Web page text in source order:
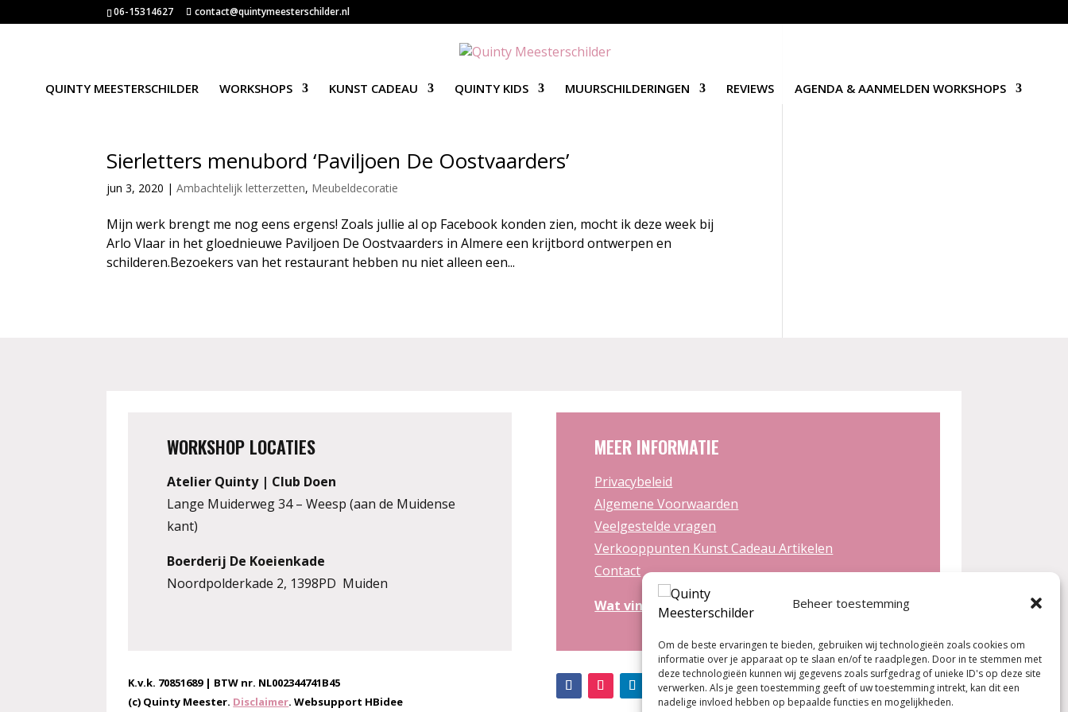
Beheer toestemming
Om de beste ervaringen te bieden, gebruiken wij technologieën zoals cookies om
informatie over je apparaat op te slaan en/of te raadplegen. Door in te stemmen met
deze technologieën kunnen wij gegevens zoals surfgedrag of unieke ID's op deze site
verwerken. Als je geen toestemming geeft of uw toestemming intrekt, kan dit een
nadelige invloed hebben op bepaalde functies en mogelijkheden.
06-15314627 contact@quintymeesterschilder.nl
QUINTY MEESTERSCHILDER WORKSHOPS KUNST CADEAU QUINTY KIDS MUURSCHILDERINGEN REVIEWS AGENDA & AANMELDEN WORKSHOPS
Sierletters menubord ‘Paviljoen De Oostvaarders’
jun 3, 2020 |Ambachtelijk letterzetten, Meubeldecoratie
Mijn werk brengt me nog eens ergens! Zoals jullie al op Facebook konden zien, mocht ik deze week bij
Arlo Vlaar in het gloednieuwe Paviljoen De Oostvaarders in Almere een krijtbord ontwerpen en
schilderen.Bezoekers van het restaurant hebben nu niet alleen een...
WORKSHOP LOCATIES
Atelier Quinty | Club Doen
Lange Muiderweg 34 – Weesp (aan de Muidense
kant)
Boerderij De Koeienkade
Noordpolderkade 2, 1398PD Muiden
K.v.k. 70851689 | BTW nr. NL002344741B45
(c) Quinty Meester. Disclaimer. Websupport HBidee
MEER INFORMATIE
Privacybeleid
Algemene Voorwaarden
Veelgestelde vragen
Verkooppunten Kunst Cadeau Artikelen
Contact
Wat vinden zij
van de workshops!